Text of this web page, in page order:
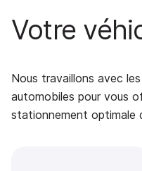
Votre
Nous travaillons avec
automobiles pour vous
stationnement optimale